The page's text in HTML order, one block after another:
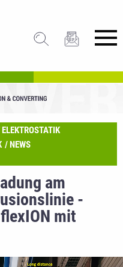
ELEKTROSTATIK
NEWS
am
-
mit